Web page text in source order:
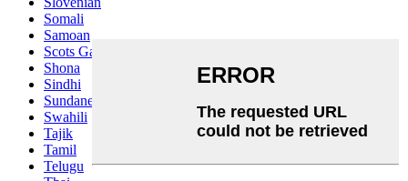
Somali
Samoan
Scots Gaelic
Shona
Sindhi
Sundanese
Swahili
Tajik
Tamil
Telugu